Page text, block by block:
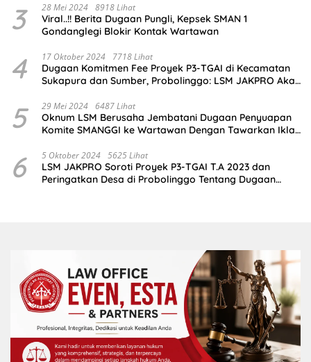
3 28 Mei 2024 8918 Lihat
Viral..!! Berita Dugaan Pungli, Kepsek SMAN 1
Gondanglegi Blokir Kontak Wartawan
4 17 Oktober 2024 7718 Lihat
Dugaan Komitmen Fee Proyek P3-TGAI di Kecamatan
Sukapura dan Sumber, Probolinggo: LSM JAKPRO Akan
5 29 Mei 2024 6487 Lihat
Oknum LSM Berusaha Jembatani Dugaan Penyuapan
Komite SMANGGI ke Wartawan Dengan Tawarkan Iklan
6 5 Oktober 2024 5625 Lihat
LSM JAKPRO Soroti Proyek P3-TGAI T.A 2023 dan
Peringatkan Desa di Probolinggo Tentang Dugaan